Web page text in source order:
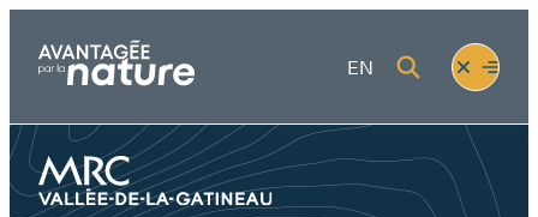
contenu
EN
Fermer
le
menu
Ouvrir
le